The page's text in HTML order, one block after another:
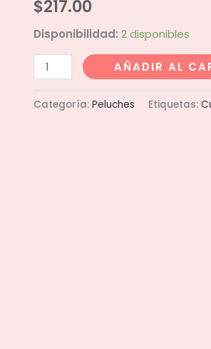
$217.00
Disponibilidad: 2 disponibles
Conejita
rosa
42cm
AÑADIR AL
Categoría: Peluches Etiquetas: